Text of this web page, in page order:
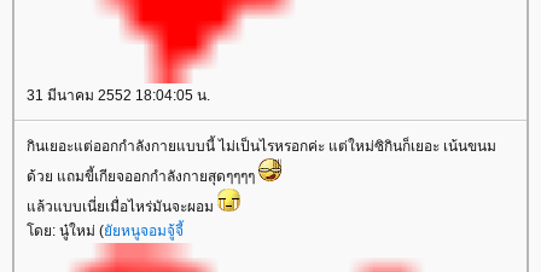
31 มีนาคม 2552 18:04:05 น.
กินเยอะแต่ออกกำลังกายแบบนี้ ไม่เป็นไรหรอกค่ะ แต่ใหม่ซิกินก็เยอะ เน้นขนม
ด้วย แถมขี้เกียจออกกำลังกายสุดๆๆๆๆ
ล้วแบบเนี่ยเมื่อไหร่มันจะผอม
ดย: นู๋ใหม่ (ัยหนูจอมจู้จี้